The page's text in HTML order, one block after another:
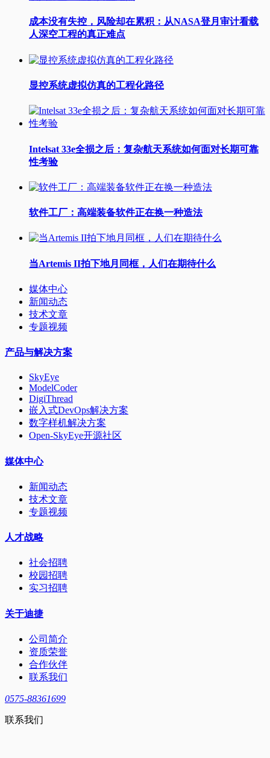
成本没有失控，风险却在累积：从NASA登月审计看载
人深空工程的真正难点
显控系统虚拟仿真的工程化路径
Intelsat 33e全损之后：复杂航天系统如何面对长期可靠
性考验
软件工厂：高端装备软件正在换一种造法
当Artemis II拍下地月同框，人们在期待什么
媒体中心
新闻动态
技术文章
专题视频
产品与解决方案
SkyEye
ModelCoder
DigiThread
嵌入式DevOps解决方案
数字样机解决方案
Open-SkyEye开源社区
媒体中心
新闻动态
技术文章
专题视频
人才战略
社会招聘
校园招聘
实习招聘
关于迪捷
公司简介
资质荣誉
合作伙伴
联系我们
0575-88361699
联系我们